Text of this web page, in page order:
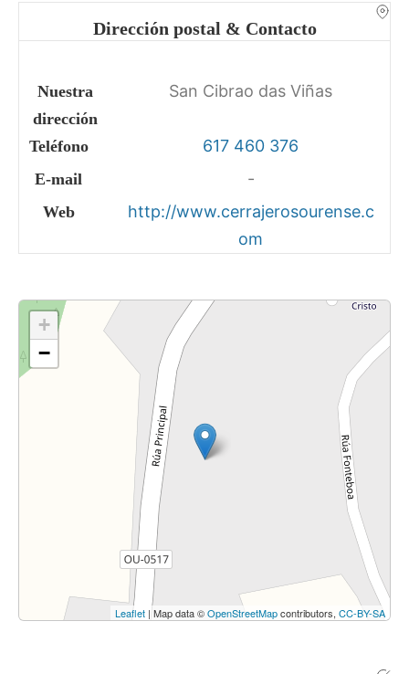
Dirección postal & Contacto
Nuestra
dirección
San Cibrao das Viñas
Teléfono 617 460 376
E-mail -
Web
http://www.cerrajerosourense.c
om
+
−
Leaflet | Map data ©OpenStreetMapcontributors, CC-BY-SA